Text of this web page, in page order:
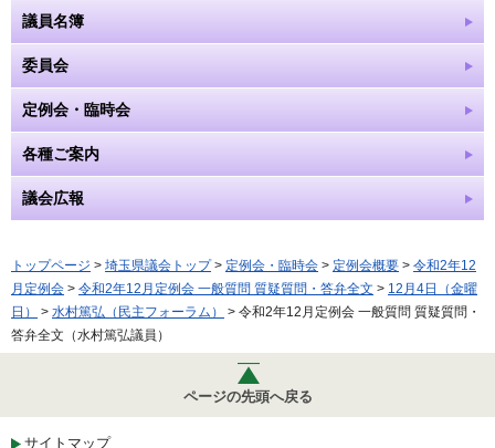
議員名簿
委員会
定例会・臨時会
各種ご案内
議会広報
トップページ > 埼玉県議会トップ> 定例会・臨時会 > 定例会概要 > 令和2年12
月定例会 > 令和2年12月定例会 一般質問 質疑質問・答弁全文 > 12月4日（金曜
日）
> 水村篤弘（民主フォーラム）
> 令和2年12月定例会 一般質問 質疑質問・
答弁全文（水村篤弘議員）
ページの先頭へ戻る
サイトマップ